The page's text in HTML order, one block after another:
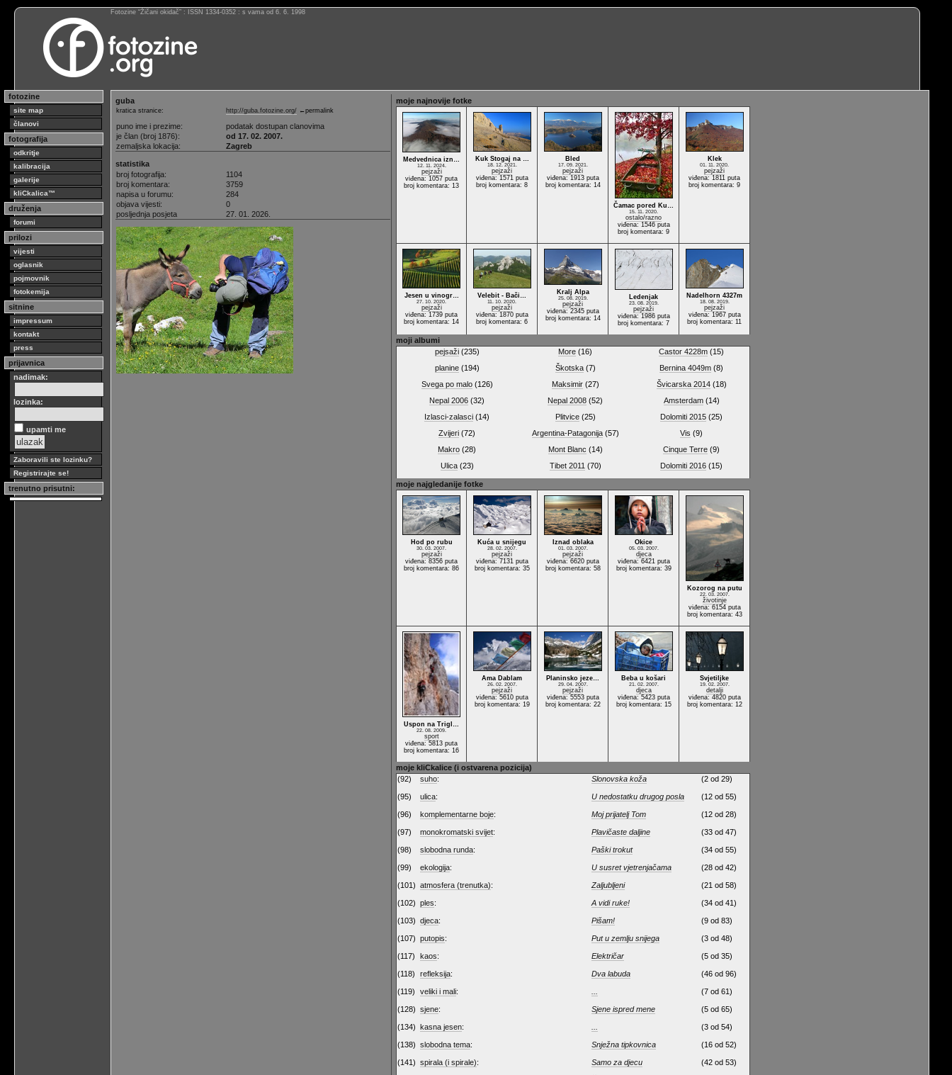
Fotozine “Žičani okidač” : ISSN 1334-0352 : s vama od 6. 6. 1998
fotozine
site map
članovi
fotografija
odkritje
kalibracija
galerije
kliCkalica™
druženja
forumi
prilozi
vijesti
oglasnik
pojmovnik
fotokemija
sitnine
impressum
kontakt
press
prijavnica
nadimak:
lozinka:
upamti me
Zaboravili ste lozinku?
Registrirajte se!
trenutno prisutni:
guba
kratica stranice: http://guba.fotozine.org/ ←permalink
puno ime i prezime:
podatak dostupan clanovima
je član (broj 1876):
od 17. 02. 2007.
zemaljska lokacija:
Zagreb
statistika
broj fotografija:
1104
broj komentara:
3759
napisa u forumu:
284
objava vijesti:
0
posljednja posjeta
27. 01. 2026.
moje najnovije fotke
Medvednica izn…
12. 11. 2024.
pejzaži
viđena: 1057 puta
broj komentara: 13
Kuk Stogaj na …
18. 12. 2021.
pejzaži
viđena: 1571 puta
broj komentara: 8
Bled
17. 09. 2021.
pejzaži
viđena: 1913 puta
broj komentara: 14
Čamac pored Ku…
15. 11. 2020.
ostalo/razno
viđena: 1546 puta
broj komentara: 9
Klek
01. 11. 2020.
pejzaži
viđena: 1811 puta
broj komentara: 9
Jesen u vinogr…
27. 10. 2020.
pejzaži
viđena: 1739 puta
broj komentara: 14
Velebit - Bači…
11. 10. 2020.
pejzaži
viđena: 1870 puta
broj komentara: 6
Kralj Alpa
25. 08. 2019.
pejzaži
viđena: 2345 puta
broj komentara: 14
Ledenjak
23. 08. 2019.
pejzaži
viđena: 1986 puta
broj komentara: 7
Nadelhorn 4327m
18. 08. 2019.
pejzaži
viđena: 1967 puta
broj komentara: 11
moji albumi
pejsaži(235)
planine(194)
Svega po malo(126)
Nepal 2006 (32)
Izlasci-zalasci (14)
Zvijeri (72)
Makro (28)
Ulica(23)
More (16)
Škotska(7)
Maksimir(27)
Nepal 2008 (52)
Plitvice(25)
Argentina-Patagonija(57)
Mont Blanc (14)
Tibet 2011 (70)
Castor 4228m (15)
Bernina 4049m (8)
Švicarska 2014(18)
Amsterdam(14)
Dolomiti 2015 (25)
Vis (9)
Cinque Terre (9)
Dolomiti 2016 (15)
moje najgledanije fotke
Hod po rubu
30. 03. 2007.
pejzaži
viđena: 8356 puta
broj komentara: 86
Kuća u snijegu
28. 02. 2007.
pejzaži
viđena: 7131 puta
broj komentara: 35
Iznad oblaka
01. 03. 2007.
pejzaži
viđena: 6620 puta
broj komentara: 58
Okice
05. 03. 2007.
djeca
viđena: 6421 puta
broj komentara: 39
Kozorog na putu
22. 03. 2007.
životinje
viđena: 6154 puta
broj komentara: 43
Uspon na Trigl…
22. 08. 2009.
sport
viđena: 5813 puta
broj komentara: 16
Ama Dablam
26. 02. 2007.
pejzaži
viđena: 5610 puta
broj komentara: 19
Planinsko jeze…
29. 04. 2007.
pejzaži
viđena: 5553 puta
broj komentara: 22
Beba u košari
21. 02. 2007.
djeca
viđena: 5423 puta
broj komentara: 15
Svjetiljke
19. 02. 2007.
detalji
viđena: 4820 puta
broj komentara: 12
moje kliCkalice (i ostvarena pozicija)
(92)
suho: Slonovska koža (2 od 29)
(95) ulica: U nedostatku drugog posla (12 od 55)
(96) komplementarne boje: Moj prijatelj Tom (12 od 28)
(97) monokromatski svijet: Plavičaste daljine (33 od 47)
(98) slobodna runda: Paški trokut (34 od 55)
(99) ekologija: U susret vjetrenjačama (28 od 42)
(101) atmosfera (trenutka): Zaljubljeni (21 od 58)
(102) ples: A vidi ruke! (34 od 41)
(103) djeca: Pišam! (9 od 83)
(107) putopis: Put u zemlju snijega (3 od 48)
(117) kaos: Električar (5 od 35)
(118) refleksija: Dva labuda (46 od 96)
(119) veliki i mali: (7 od 61)
(128) sjene: Sjene ispred mene (5 od 65)
(134) kasna jesen: (3 od 54)
(138) slobodna tema: Snježna tipkovnica (16 od 52)
(141) spirala (i spirale): Samo za djecu (42 od 53)